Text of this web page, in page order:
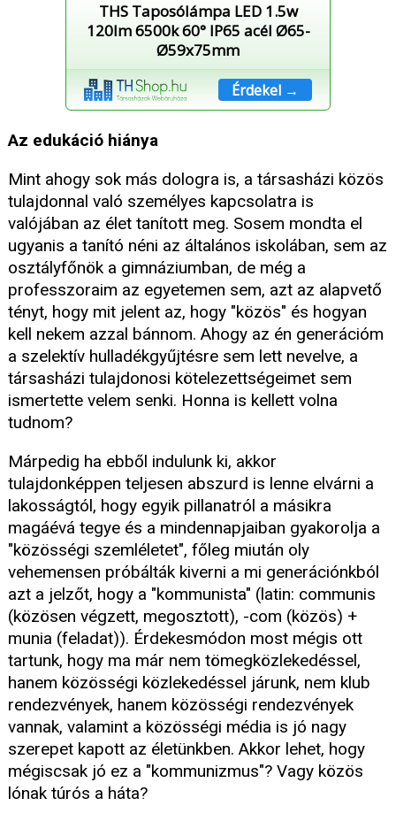
THS Taposólámpa LED 1.5w
120lm 6500k 60° IP65 acél Ø65-
Ø59x75mm
Érdekel →
Az edukáció hiánya
Mint ahogy sok más dologra is, a társasházi közös
tulajdonnal való személyes kapcsolatra is
valójában az élet tanított meg. Sosem mondta el
ugyanis a tanító néni az általános iskolában, sem az
osztályfőnök a gimnáziumban, de még a
professzoraim az egyetemen sem, azt az alapvető
tényt, hogy mit jelent az, hogy "közös" és hogyan
kell nekem azzal bánnom. Ahogy az én generációm
a szelektív hulladékgyűjtésre sem lett nevelve, a
társasházi tulajdonosi kötelezettségeimet sem
ismertette velem senki. Honna is kellett volna
tudnom?
Márpedig ha ebből indulunk ki, akkor
tulajdonképpen teljesen abszurd is lenne elvárni a
lakosságtól, hogy egyik pillanatról a másikra
magáévá tegye és a mindennapjaiban gyakorolja a
"közösségi szemléletet", főleg miután oly
vehemensen próbálták kiverni a mi generációnkból
azt a jelzőt, hogy a "kommunista" (latin: communis
(közösen végzett, megosztott), -com (közös) +
munia (feladat)). Érdekesmódon most mégis ott
tartunk, hogy ma már nem tömegközlekedéssel,
hanem közösségi közlekedéssel járunk, nem klub
rendezvények, hanem közösségi rendezvények
vannak, valamint a közösségi média is jó nagy
szerepet kapott az életünkben. Akkor lehet, hogy
mégiscsak jó ez a "kommunizmus"? Vagy közös
lónak túrós a háta?